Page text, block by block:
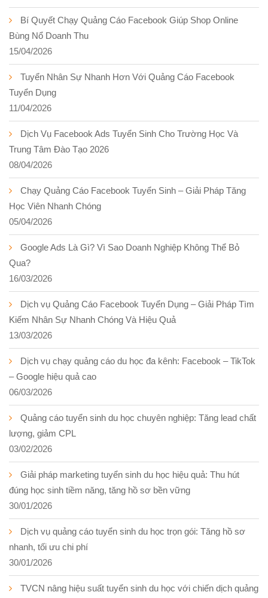
Bí Quyết Chạy Quảng Cáo Facebook Giúp Shop Online
Bùng Nổ Doanh Thu
15/04/2026
Tuyển Nhân Sự Nhanh Hơn Với Quảng Cáo Facebook
Tuyển Dụng
11/04/2026
Dịch Vụ Facebook Ads Tuyển Sinh Cho Trường Học Và
Trung Tâm Đào Tạo 2026
08/04/2026
Chạy Quảng Cáo Facebook Tuyển Sinh – Giải Pháp Tăng
Học Viên Nhanh Chóng
05/04/2026
Google Ads Là Gì? Vì Sao Doanh Nghiệp Không Thể Bỏ
Qua?
16/03/2026
Dịch vụ Quảng Cáo Facebook Tuyển Dụng – Giải Pháp Tìm
Kiếm Nhân Sự Nhanh Chóng Và Hiệu Quả
13/03/2026
Dịch vụ chạy quảng cáo du học đa kênh: Facebook – TikTok
– Google hiệu quả cao
06/03/2026
Quảng cáo tuyển sinh du học chuyên nghiệp: Tăng lead chất
lượng, giảm CPL
03/02/2026
Giải pháp marketing tuyển sinh du học hiệu quả: Thu hút
đúng học sinh tiềm năng, tăng hồ sơ bền vững
30/01/2026
Dịch vụ quảng cáo tuyển sinh du học trọn gói: Tăng hồ sơ
nhanh, tối ưu chi phí
30/01/2026
TVCN nâng hiệu suất tuyển sinh du học với chiến dịch quảng